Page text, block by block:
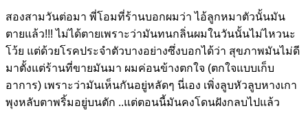
สองสามวันต่อมา พี่โอมที่ร้านบอกผมว่า ไอ้ลูกหมาตัวนั้นมัน
ตายแล้ว!!! ไม่ได้ตายเพราะว่ามันทนกลิ่นผมในวันนั้นไม่ไหวนะ
โว้ย แต่ด้วยโรคประจำตัวบางอย่างซึ่งบอกได้ว่า สุขภาพมันไม่ดี
มาตั้งแต่ร้านที่ขายมันมา ผมค่อนข้างตกใจ (ตกใจแบบเก็บ
อาการ) เพราะว่ามันเห็นกันอยู่หลัดๆ นี่เอง เพิ่งลูบหัวลูบหางเกา
พุงหลับตาพริ้มอยู่บนตัก ..แต่ตอนนี้มันคงโดนฝังกลบไปแล้ว